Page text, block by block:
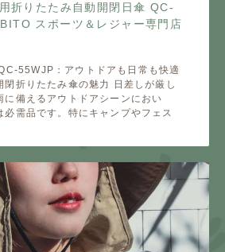
折りたたみ自動開閉日傘 QC-
スポーツ＆レジャー専門店
55WJP：アウトドアも日常も快適
閉折りたたみ傘の魅力 日差しが厳し
に備えるアウトドアシーンにおい
必需品です。特にキャンプやフェス